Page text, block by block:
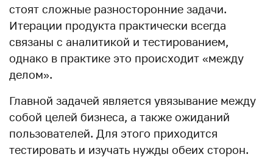
стоят сложные разносторонние задачи.
Итерации продукта практически всегда
связаны с аналитикой и тестированием,
однако в практике это происходит «между
делом».
Главной задачей является увязывание между
собой целей бизнеса, а также ожиданий
пользователей. Для этого приходится
тестировать и изучать нужды обеих сторон.